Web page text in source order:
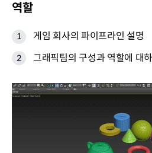
역할
게임 회사의 파이프라인 설명
그래픽팀의 구성과 역할에 대